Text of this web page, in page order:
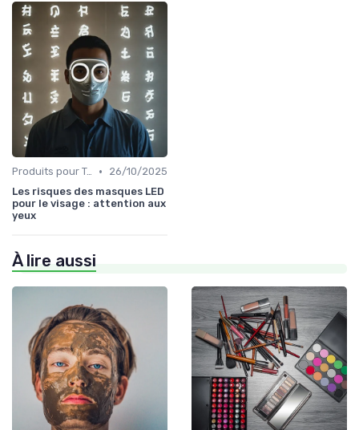
Produits pour Types de Peau •
26/10/2025
Les risques des masques LED
pour le visage : attention aux
yeux
À lire aussi